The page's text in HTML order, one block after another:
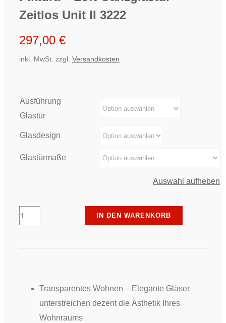
Zeitlos Unit II 3222
297,00 €
inkl. MwSt. zzgl. Versandkosten
Ausführung
Glastür
Glasdesign
Glastürmaße
Auswahl aufheben
Piktura
-
Unit
IN DEN WARENKORB
Transparentes Wohnen – Elegante Gläser
unterstreichen dezent die Ästhetik Ihres
Wohnraums